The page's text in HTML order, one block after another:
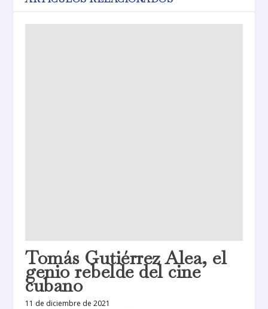
Tomás Gutiérrez Alea, el
genio rebelde del cine
cubano
11 de diciembre de 2021